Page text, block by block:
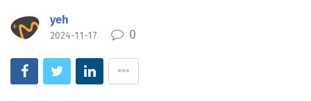
yeh
2024-11-17 0